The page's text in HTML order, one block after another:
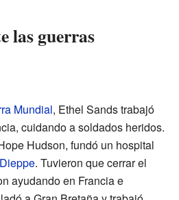
las guerras
Mundial, Ethel Sands trabajó
cuidando a soldados heridos.
Hudson, fundó un hospital
Dieppe. Tuvieron que cerrar el
ayudando en Francia e